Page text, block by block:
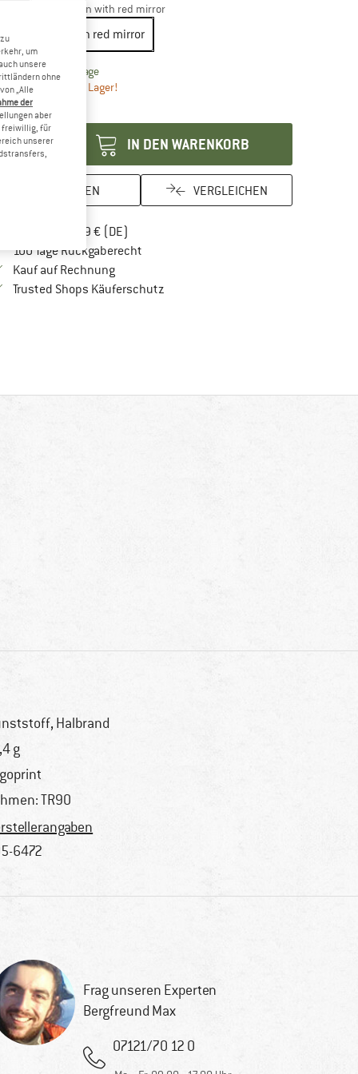
Lens: brown with red mirror
brown with red mirror
2-4 WerktageDer Link öffnet sich in einer Infobox und beinhaltet
noch einmal auf Lager!
IN DEN WARENKORB
MERKEN VERGLEICHEN
Portofrei ab 69 € (DE)
100 Tage RückgaberechtGehe hier zu den Rückgabe-Richtlinien
Kauf auf RechnungFinde die Zahlungs-Infos hier! Öffnet sich in
Trusted Shops KäuferschutzFinde alle Infos hier!
Halbrand
g
TR90
6472
Frag unseren Experten
Bergfreund Max
07121/70 12 0
um
unsere
ohne
„Alle
der
aber
freiwillig, für
unserer